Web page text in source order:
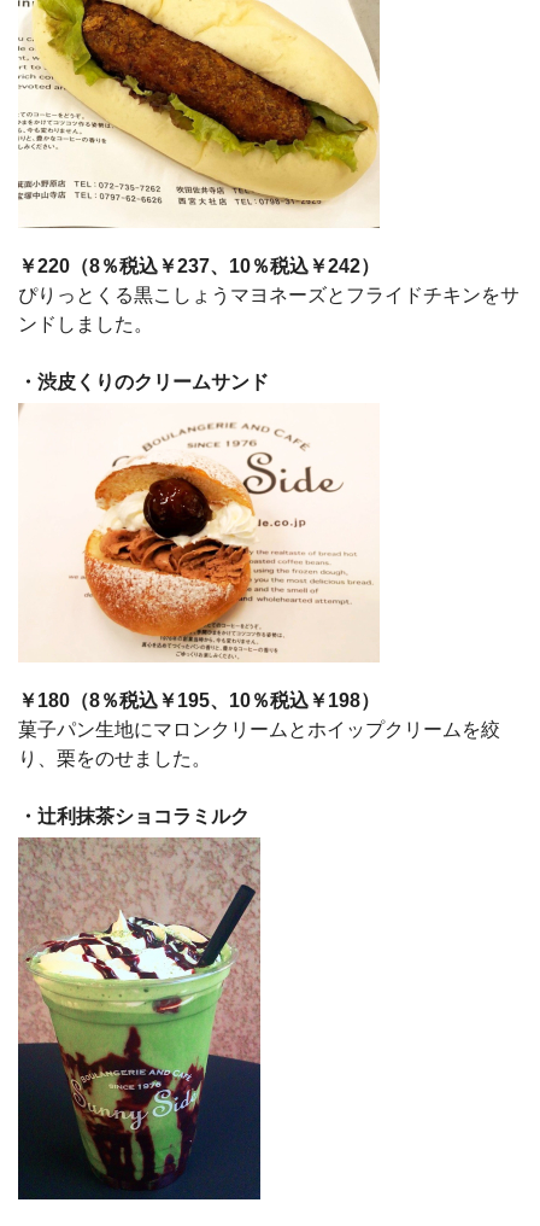
￥220（8％税込￥237、10％税込￥242）
ぴりっとくる黒こしょうマヨネーズとフライドチキンをサ
ンドしました。
・渋皮くりのクリームサンド
￥180（8％税込￥195、10％税込￥198）
菓子パン生地にマロンクリームとホイップクリームを絞
り、栗をのせました。
・辻利抹茶ショコラミルク